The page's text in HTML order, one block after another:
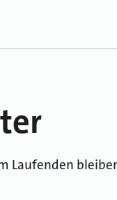
Laufenden